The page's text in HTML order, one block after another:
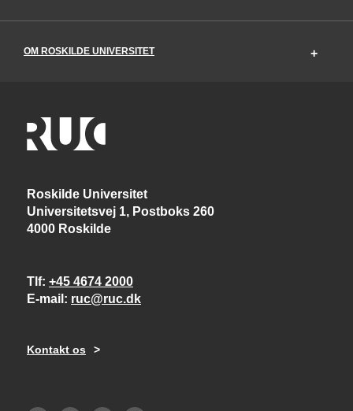
OM ROSKILDE UNIVERSITET
Roskilde Universitet
Universitetsvej 1, Postboks 260
4000 Roskilde
Tlf +45 4674 2000
E-mail
ruc@ruc.dk
Kontakt os